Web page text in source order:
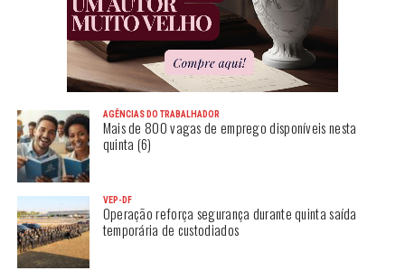
AGÊNCIAS DO TRABALHADOR
Mais de 800 vagas de emprego disponíveis nesta
quinta (6)
VEP-DF
Operação reforça segurança durante quinta saída
temporária de custodiados